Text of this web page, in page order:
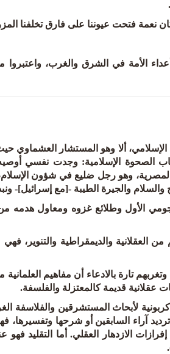
نعمة فتحت عيوننا على فارق تخلفنا
الأمة في الشرق والغرب،
ألا وهو المستشار العشماوي
لأحد شباب الصحوة الإسلامية: وجدت
وهو رجل ضليع في شؤون
والجيرة الطيبة -[مع إسرائيل]-
الأول وطلائع غزوه ومعاول هدمه
العقلانية والديمقراطية والتنوير،
تارة بالادعاء أن مفاهيم العلمانية
عقلانية قديمة كالمعتزلة والفلسفة.
لأبحاث المستشرقين والفلاسفة
آراء السابقين أو شرحها وتفسيرها،
الازدهار العقلي. أما التقليد